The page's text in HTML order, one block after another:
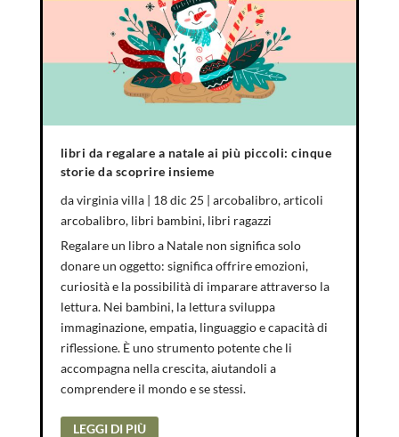
libri da regalare a natale ai più piccoli: cinque
storie da scoprire insieme
davirginia villa| 18 dic 25 arcobalibro,articoli
arcobalibro, libri bambini, libri ragazzi
Regalare un libro a Natale non significa solo
donare un oggetto: significa offrire emozioni,
curiosità e la possibilità di imparare attraverso la
lettura. Nei bambini, la lettura sviluppa
immaginazione, empatia, linguaggio e capacità di
riflessione. È uno strumento potente che li
accompagna nella crescita, aiutandoli a
comprendere il mondo e se stessi.
LEGGI DI PIÙ